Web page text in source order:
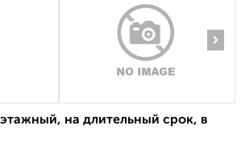
›
на длительный срок, в